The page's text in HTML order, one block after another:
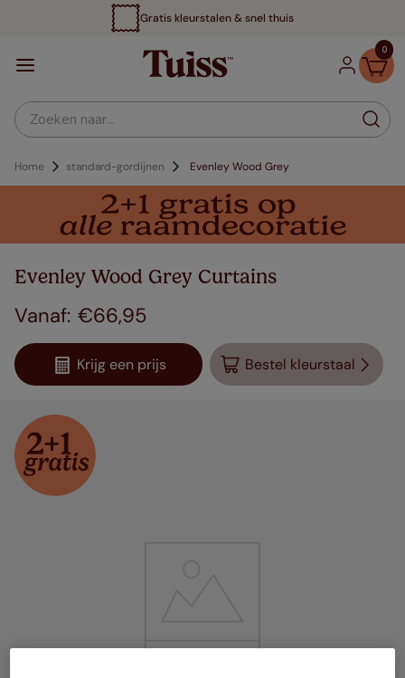
Gratis kleurstalen & snel thuis
0
Zoeken naar...
Home standard-gordijnen Evenley Wood Grey
Evenley Wood Grey Curtains
€66,95
Krijg een prijs Bestel kleurstaal